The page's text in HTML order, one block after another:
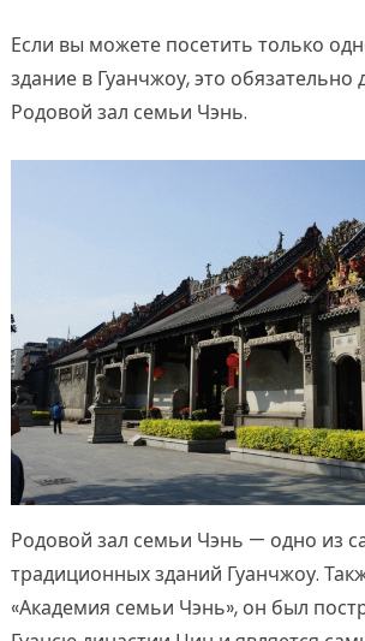
Если вы можете посетить только
здание в Гуанчжоу, это
Родовой зал семьи Чэнь.
Родовой зал семьи Чэнь — одно из
традиционных зданий Гуанчжоу.
«Академия семьи Чэнь», он был